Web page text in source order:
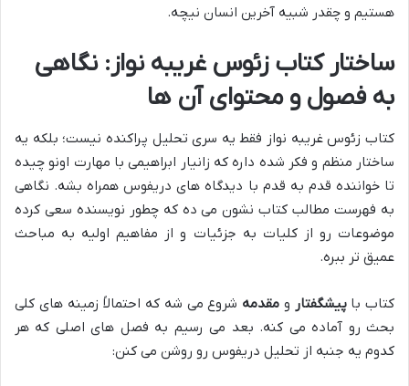
هستیم و چقدر شبیه آخرین انسان نیچه.
ساختار کتاب زئوس غریبه نواز: نگاهی
به فصول و محتوای آن ها
کتاب زئوس غریبه نواز فقط یه سری تحلیل پراکنده نیست؛ بلکه یه
ساختار منظم و فکر شده داره که زانیار ابراهیمی با مهارت اونو چیده
تا خواننده قدم به قدم با دیدگاه های دریفوس همراه بشه. نگاهی
به فهرست مطالب کتاب نشون می ده که چطور نویسنده سعی کرده
موضوعات رو از کلیات به جزئیات و از مفاهیم اولیه به مباحث
عمیق تر ببره.
کتاب باپیشگفتار و مقدمه شروع می شه که احتمالاً زمینه های کلی
بحث رو آماده می کنه. بعد می رسیم به فصل های اصلی که هر
کدوم یه جنبه از تحلیل دریفوس رو روشن می کنن: